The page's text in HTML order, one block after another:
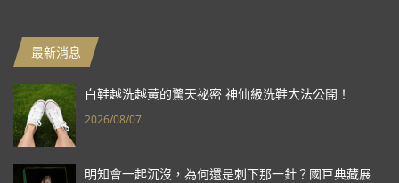
最新消息
白鞋越洗越黃的驚天祕密 神仙級洗鞋大法公開！
2026/08/07
明知會一起沉沒，為何還是刺下那一針？國巨典藏展